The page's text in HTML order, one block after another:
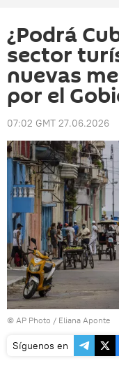
¿Podrá
sector
nuevas
por el
07:02 GMT 27.06.2026
© AP Photo / Eliana Aponte
Síguenos en